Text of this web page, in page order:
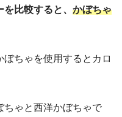
比較すると、 かぼちゃ
ちゃを使用するとカロ
ちゃと西洋かぼちゃで